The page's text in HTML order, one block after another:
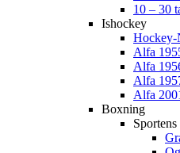
10 – 30
Ishockey
Alfa
Alfa
Alfa
Alfa
Boxning